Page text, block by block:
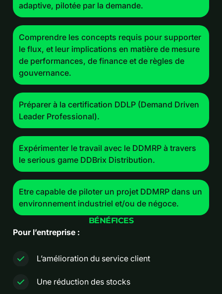
adaptive, pilotée par la demande.
Comprendre les concepts requis pour supporter
le flux, et leur implications en matière de mesure
de performances, de finance et de règles de
gouvernance.
Préparer à la certification DDLP (Demand Driven
Leader Professional).
Expérimenter le travail avec le DDMRP à travers
le serious game DDBrix Distribution.
Etre capable de piloter un projet DDMRP dans un
environnement industriel et/ou de négoce.
BÉNÉFICES
Pour l’entreprise :
L’amélioration du service client
Une réduction des stocks